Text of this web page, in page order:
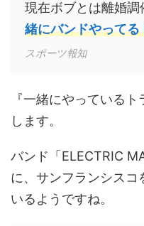
現在ボブとは離婚調
緒にバンドやって
スポーツ報知
『一緒にやっている
します。
バンド「ELECTRIC
に、サンフランシスコ
いるようですね。